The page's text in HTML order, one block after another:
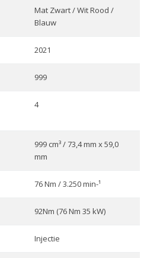
Mat Zwart / Wit Rood /
Blauw
2021
999
4
999 cm³ / 73,4 mm x 59,0
mm
76 Nm / 3.250 min-¹
92Nm (76 Nm 35 kW)
Injectie